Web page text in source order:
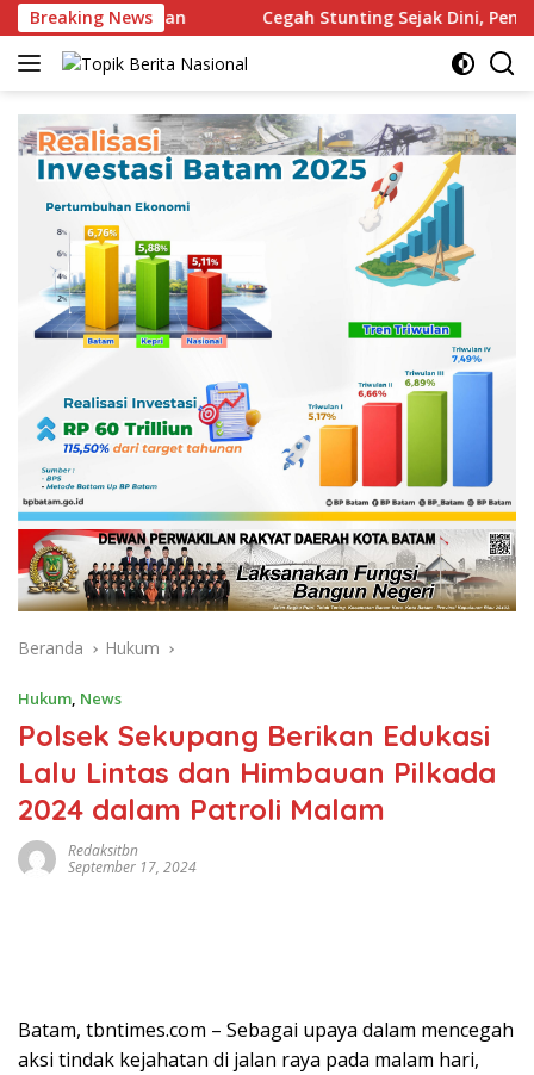
Langsung
ke
konten
Breaking News
Penilaian Cegah Stunting Sejak Dini, Pemko
Beranda Hukum
Hukum, News
Polsek Sekupang Berikan Edukasi
Lalu Lintas dan Himbauan Pilkada
2024 dalam Patroli Malam
Redaksitbn
September 17, 2024
Batam, tbntimes.com – Sebagai upaya dalam mencegah
aksi tindak kejahatan di jalan raya pada malam hari,